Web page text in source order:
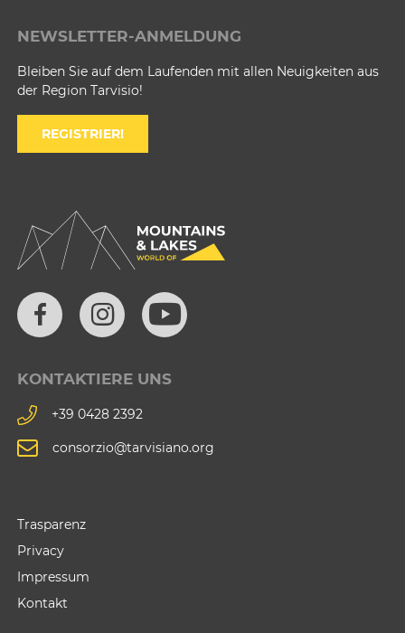
KONTAKTIERE UNS
+39 0428 2392
consorzio@tarvisiano.org
Trasparenz
Privacy
Impressum
Kontakt
NEWSLETTER-ANMELDUNG
Bleiben Sie auf dem Laufenden mit allen Neuigkeiten aus
der Region Tarvisio!
REGISTRIER!